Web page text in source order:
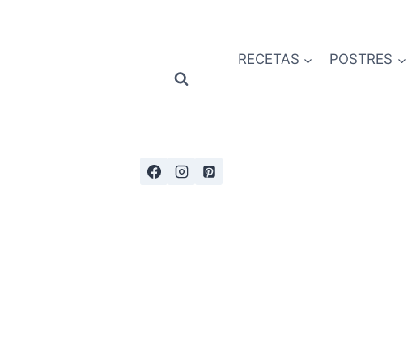
RECETAS POSTRES